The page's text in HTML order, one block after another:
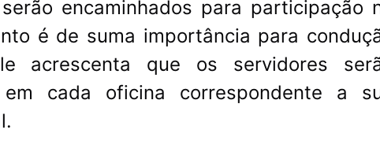
encaminhados para participação
é de suma importância para
acrescenta que os servidores
cada oficina correspondente a